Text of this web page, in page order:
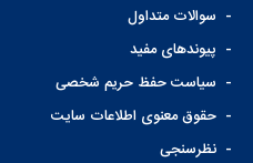
- سوالات متداول
- پیوندهای مفید
- سیاست حفظ حریم شخصی
-حقوق معنوی اطلاعات سایت
-نظرسنجی